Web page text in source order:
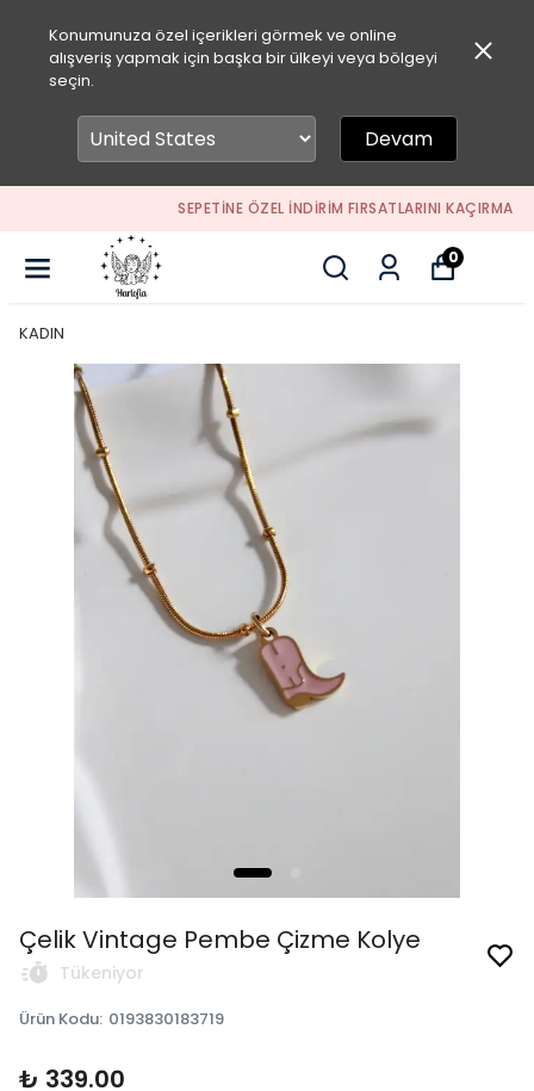
Konumunuza özel içerikleri görmek ve online
alışveriş yapmak için başka bir ülkeyi veya bölgeyi
seçin.
Devam
SEPETİNE ÖZEL İNDİRİM FIRSATLARINI KAÇIRMA
0
KADIN
Çelik Vintage Pembe Çizme Kolye
Tükeniyor
Ürün Kodu: 0193830183719
₺ 339.00